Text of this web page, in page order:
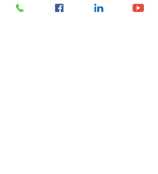
#entrainementmarchenordique